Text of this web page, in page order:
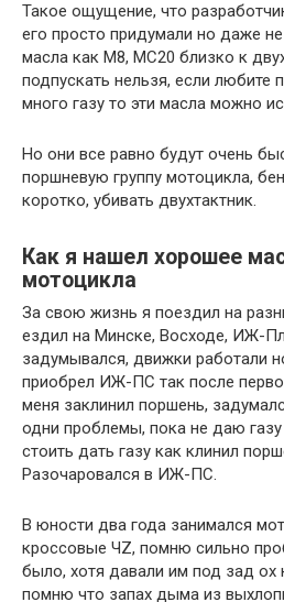
Такое ощущение, что
его просто придумали но даже
масла как М8, МС20 близко к
подпускать нельзя, если любите
много газу то эти масла можно
Но они все равно будут очень
поршневую группу мотоцикла,
коротко, убивать двухтактник.
Как я нашел хорошее
мотоцикла
За свою жизнь я поездил на
ездил на Минске, Восходе, ИЖ-
задумывался, движки работали
приобрел ИЖ-ПС так после
меня заклинил поршень,
одни проблемы, пока не даю
стоить дать газу как клинил
Разочаровался в ИЖ-ПС.
В юности два года занимался
кроссовые ЧZ, помню сильно
было, хотя давали им под зад ох
помню что запах дыма из